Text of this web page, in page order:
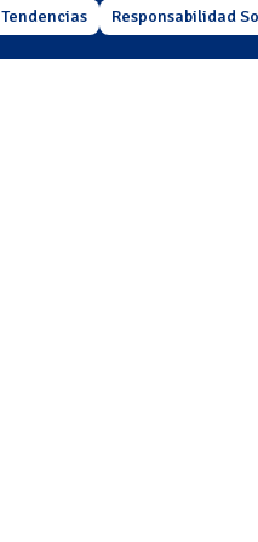
Tendencias Responsabilidad